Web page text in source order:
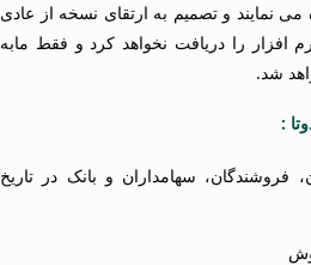
می نمایند و تصمیم به ارتقای نسخه از عادی
افزار را دریافت نخواهد کرد و فقط مابه
شد.
:
فروشندگان، سهامداران و بانک در تاریخ